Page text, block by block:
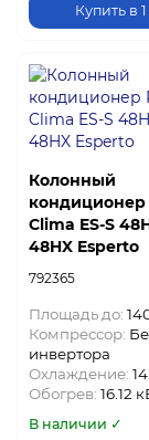
Купить в
Колонный
кондиционер
Clima ES-S
48HX Esperto
792365
Площадь до:
Компрессор:
инвертора
Охлаждение:
Обогрев: 16.12
В наличии ✓